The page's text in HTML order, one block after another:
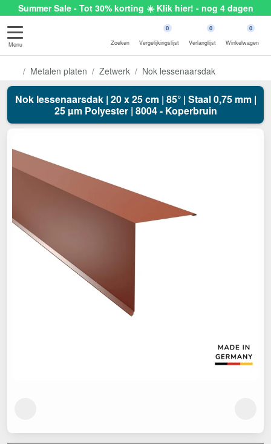
Summer Sale - Tot 30% korting ☀️ Klik hier! - nog 4 dagen
Menu Zoeken
0
Vergelijkingslijst
0
Verlanglijst
0
Winkelwagen
Metalen platen Zetwerk Nok lessenaarsdak
Nok lessenaarsdak | 20 x 25 cm | 85° | Staal 0,75 mm |
25 µm Polyester | 8004 - Koperbruin